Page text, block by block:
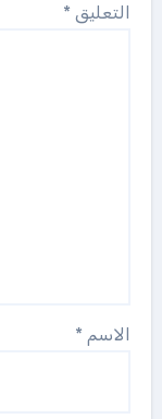
التعليق *
الاسم *